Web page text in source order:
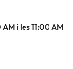
i les 11:00 AM